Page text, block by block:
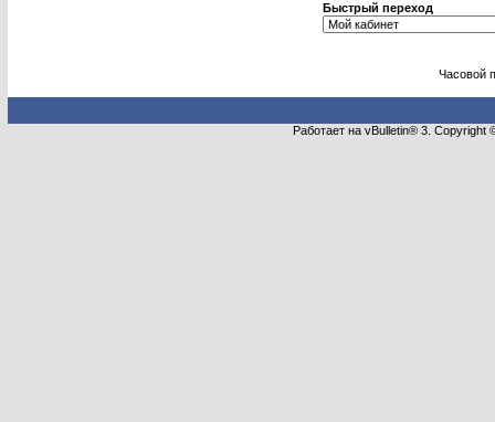
Быстрый переход
Часовой
Работает на vBulletin® 3.